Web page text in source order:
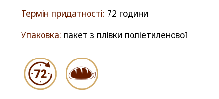
Термін придатності: 72 години
Упаковка: пакет з плівки поліетиленової